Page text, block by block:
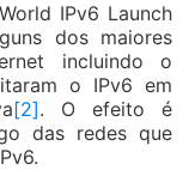
IPv6 Launch
dos maiores
incluindo o
o IPv6 em
[2]. O efeito é
das redes que